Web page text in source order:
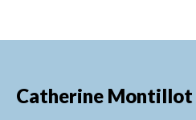
Catherine Montillot